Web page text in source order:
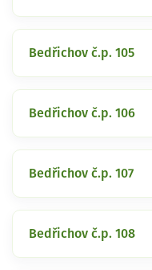
Bedřichov č.p. 105
Bedřichov č.p. 106
Bedřichov č.p. 107
Bedřichov č.p. 108